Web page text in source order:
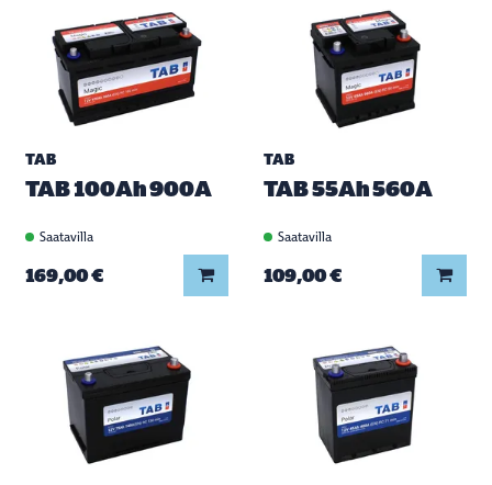
TAB
TAB 100Ah 900A
Saatavilla
169,00 € Lisää koriin
TAB
TAB 55Ah 560A
Saatavilla
109,00 €